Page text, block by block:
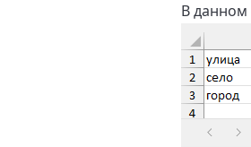
В данном